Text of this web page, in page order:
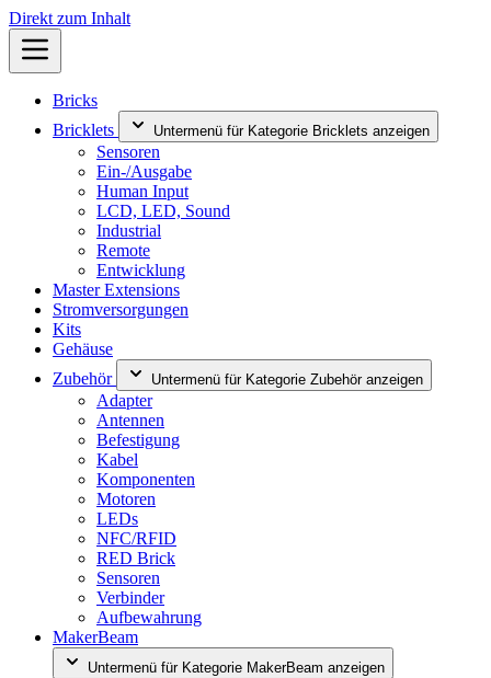
Direkt zum Inhalt
Bricks
Bricklets
Untermenü für Kategorie Bricklets anzeigen
Sensoren
Ein-/Ausgabe
Human Input
LCD, LED, Sound
Industrial
Remote
Entwicklung
Master Extensions
Stromversorgungen
Kits
Gehäuse
Zubehör
Untermenü für Kategorie Zubehör anzeigen
Adapter
Antennen
Befestigung
Kabel
Komponenten
Motoren
LEDs
NFC/RFID
RED Brick
Sensoren
Verbinder
Aufbewahrung
MakerBeam
Untermenü für Kategorie MakerBeam anzeigen